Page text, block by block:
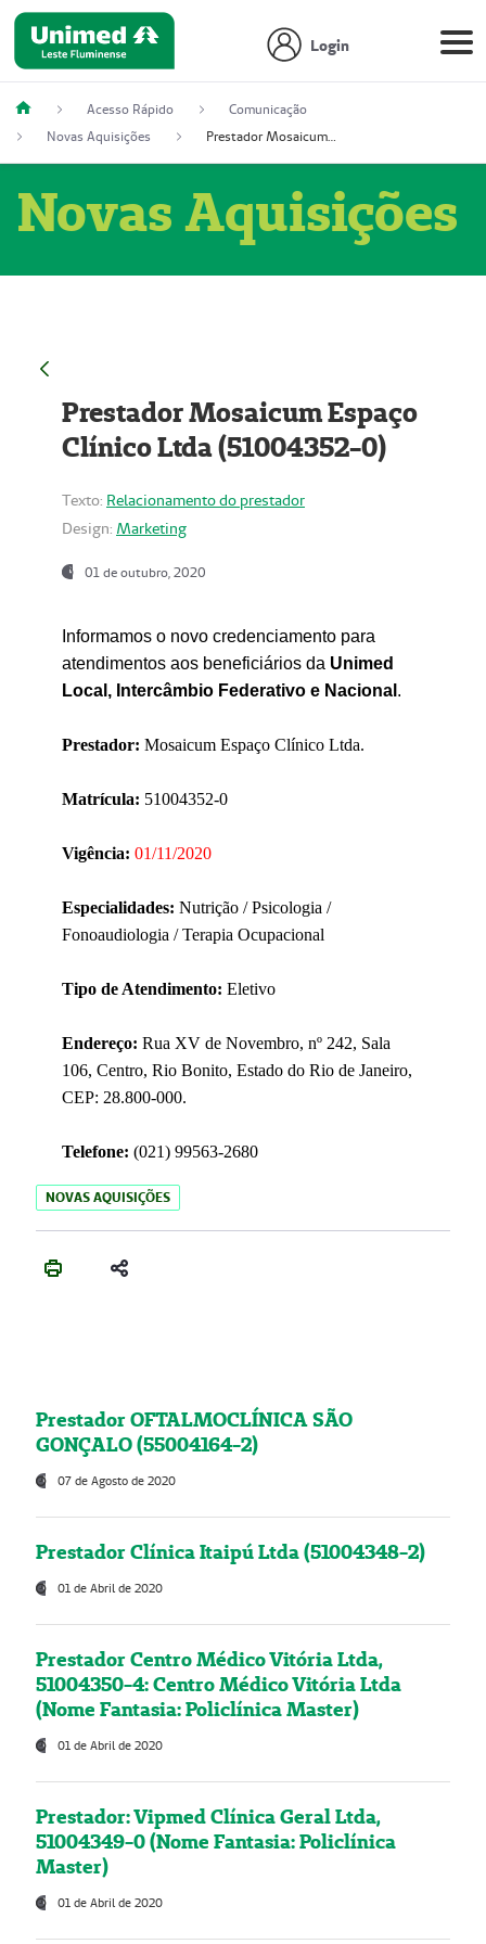
Login
Acesso Rápido
Comunicação
Novas Aquisições
Prestador Mosaicum Espaço Clínico Ltda (51004352-0)
Novas Aquisições
Prestador Mosaicum Espaço
Clínico Ltda (51004352-0)
Texto: Relacionamento do prestador
Design: Marketing
01 de outubro, 2020
Informamos o novo credenciamento para
atendimentos aos beneficiários da Unimed
Local, Intercâmbio Federativo e Nacional .
Prestador: Mosaicum Espaço Clínico Ltda.
Matrícula: 51004352-0
Vigência: 01/11/2020
Especialidades: Nutrição / Psicologia /
Fonoaudiologia / Terapia Ocupacional
Tipo de Atendimento: Eletivo
Endereço: Rua XV de Novembro, nº 242, Sala
106, Centro, Rio Bonito, Estado do Rio de Janeiro,
CEP: 28.800-000.
Telefone: (021) 99563-2680
NOVAS AQUISIÇÕES
Prestador OFTALMOCLÍNICA SÃO
GONÇALO (55004164-2)
07 de Agosto de 2020
Prestador Clínica Itaipú Ltda (51004348-2)
01 de Abril de 2020
Prestador Centro Médico Vitória Ltda,
51004350-4: Centro Médico Vitória Ltda
(Nome Fantasia: Policlínica Master)
01 de Abril de 2020
Prestador: Vipmed Clínica Geral Ltda,
51004349-0 (Nome Fantasia: Policlínica
Master)
01 de Abril de 2020